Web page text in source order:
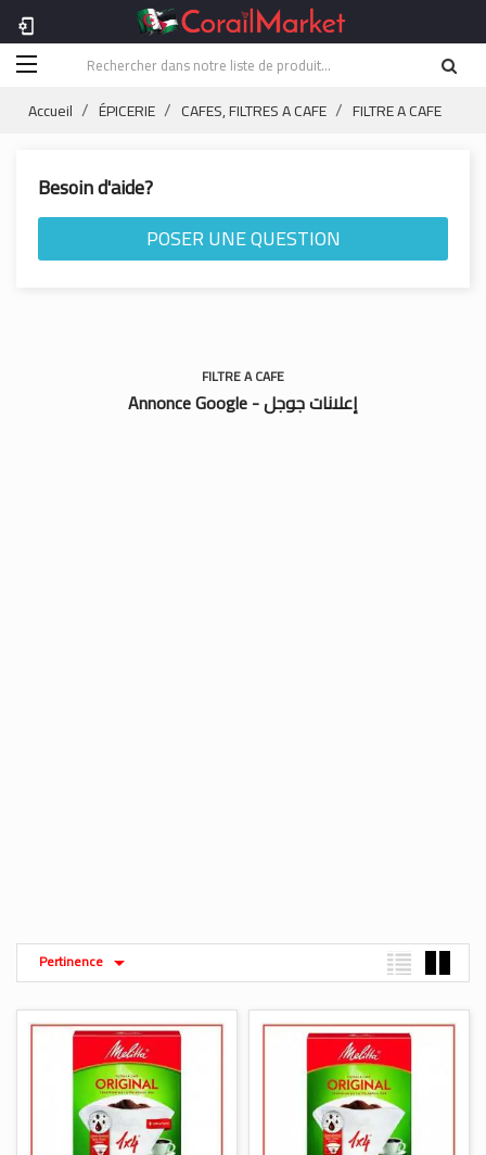
phonelink_setup
Accueil ÉPICERIE CAFES, FILTRES A CAFE FILTRE A CAFE
Besoin d'aide?
POSER UNE QUESTION
FILTRE A CAFE
Annonce Google - إعلانات جوجل
Pertinence 